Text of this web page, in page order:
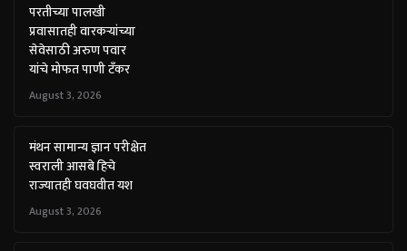
परतीच्या पालखी
प्रवासातही वारकऱ्यांच्या
सेवेसाठी अरुण पवार
यांचे मोफत पाणी टँकर
August 3, 2026
मंथन सामान्य ज्ञान परीक्षेत
स्वराली आसबे हिचे
राज्यातही घवघवीत यश
August 3, 2026